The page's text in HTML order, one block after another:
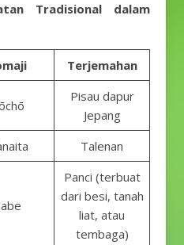
Tradisional dalam
Terjemahan
Pisau dapur
Jepang
Talenan
Panci (terbuat
dari besi, tanah
liat, atau
tembaga)